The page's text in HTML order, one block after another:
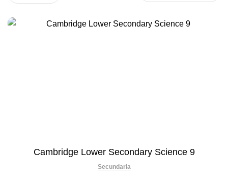
Cambridge Lower Secondary Science 9
Secundaria